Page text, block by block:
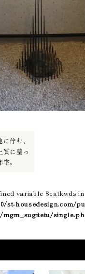
佇む、
質に整っ
。
variable $catkwds in
st-housedesign.com/
mgm_sugitetu/